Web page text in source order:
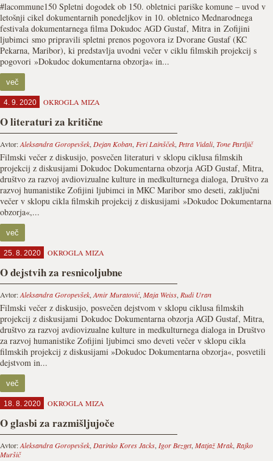
#lacommune150 Spletni dogodek ob 150. obletnici pariške komune – uvod v
letošnji cikel dokumentarnih ponedeljkov in 10. obletnico Mednarodnega
festivala dokumentarnega filma Dokudoc AGD Gustaf, Mitra in Zofijini
ljubimci smo pripravili spletni prenos pogovora iz Dvorane Gustaf (KC
Pekarna, Maribor), ki predstavlja uvodni večer v ciklu filmskih projekcij s
pogovori »Dokudoc dokumentarna obzorja« in...
več
4. 9. 2020 OKROGLA MIZA
O literaturi za kritične
Avtor:Aleksandra Goropevšek, Dejan Koban, Feri Lainšček, Petra Vidali, Tone Partljič
Filmski večer z diskusijo, posvečen literaturi v sklopu ciklusa filmskih
projekcij z diskusijami Dokudoc Dokumentarna obzorja AGD Gustaf, Mitra,
društvo za razvoj avdiovizualne kulture in medkulturnega dialoga, Društvo za
razvoj humanistike Zofijini ljubimci in MKC Maribor smo deseti, zaključni
večer v sklopu cikla filmskih projekcij z diskusijami »Dokudoc Dokumentarna
obzorja«,...
več
25. 8. 2020 OKROGLA MIZA
O dejstvih za resnicoljubne
Avtor:Aleksandra Goropevšek, Amir Muratović, Maja Weiss, Rudi Uran
Filmski večer z diskusijo, posvečen dejstvom v sklopu ciklusa filmskih
projekcij z diskusijami Dokudoc Dokumentarna obzorja AGD Gustaf, Mitra,
društvo za razvoj avdiovizualne kulture in medkulturnega dialoga in Društvo
za razvoj humanistike Zofijini ljubimci smo deveti večer v sklopu cikla
filmskih projekcij z diskusijami »Dokudoc Dokumentarna obzorja«, posvetili
dejstvom in...
več
18. 8. 2020 OKROGLA MIZA
O glasbi za razmišljujoče
Avtor:Aleksandra Goropevšek, Darinko Kores Jacks, Igor Bezget, Matjaž Mrak, Rajko
Muršič